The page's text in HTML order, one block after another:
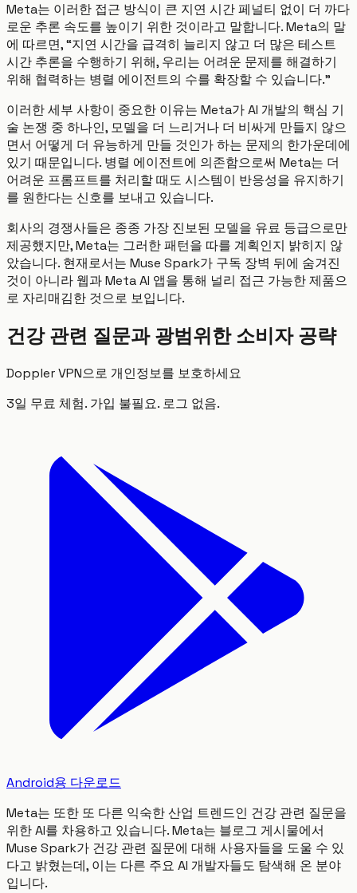
Meta는 이러한 접근 방식이 큰 지연 시간 페널티 없이 더 까다
로운 추론 속도를 높이기 위한 것이라고 말합니다. Meta의 말
에 따르면, “지연 시간을 급격히 늘리지 않고 더 많은 테스트
시간 추론을 수행하기 위해, 우리는 어려운 문제를 해결하기
위해 협력하는 병렬 에이전트의 수를 확장할 수 있습니다.”
이러한 세부 사항이 중요한 이유는 Meta가 AI 개발의 핵심 기
술 논쟁 중 하나인, 모델을 더 느리거나 더 비싸게 만들지 않으
면서 어떻게 더 유능하게 만들 것인가 하는 문제의 한가운데에
있기 때문입니다. 병렬 에이전트에 의존함으로써 Meta는 더
어려운 프롬프트를 처리할 때도 시스템이 반응성을 유지하기
를 원한다는 신호를 보내고 있습니다.
회사의 경쟁사들은 종종 가장 진보된 모델을 유료 등급으로만
제공했지만, Meta는 그러한 패턴을 따를 계획인지 밝히지 않
았습니다. 현재로서는 Muse Spark가 구독 장벽 뒤에 숨겨진
것이 아니라 웹과 Meta AI 앱을 통해 널리 접근 가능한 제품으
로 자리매김한 것으로 보입니다.
건강 관련 질문과 광범위한 소비자 공략
Doppler VPN으로 개인정보를 보호하세요
3일 무료 체험. 가입 불필요. 로그 없음.
Android용 다운로드
Meta는 또한 또 다른 익숙한 산업 트렌드인 건강 관련 질문을
위한 AI를 차용하고 있습니다. Meta는 블로그 게시물에서
Muse Spark가 건강 관련 질문에 대해 사용자들을 도울 수 있
다고 밝혔는데, 이는 다른 주요 AI 개발자들도 탐색해 온 분야
입니다.